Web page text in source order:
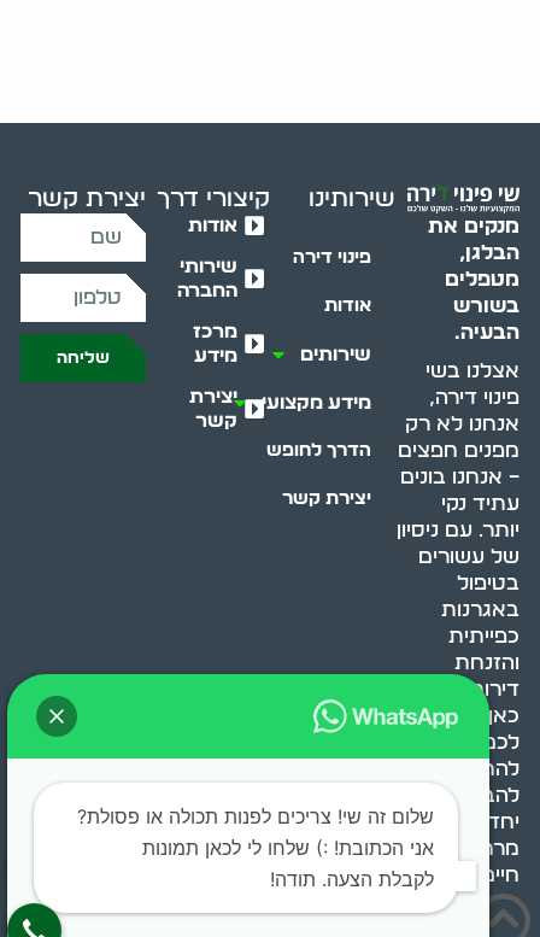
מנקים את
הבלגן,
מטפלים
בשורש
הבעיה.
אצלנו בשי
פינוי דירה,
אנחנו לא רק
מפנים חפצים
– אנחנו בונים
עתיד נקי
יותר. עם ניסיון
של עשורים
בטיפול
באגרנות
כפייתית
והזנחת
דירות, אנחנו
כאן כדי לעזור
לכם
להתמודד,
להבין ולשנות.
יחד, ניצור
מרחב
חיים בריא ומאוזן.
שירותינו
פינוי דירה
אודות
שירותים
מידע מקצועי
הדרך לחופש
יצירת קשר
קיצורי דרך
אודות
שירותי
החברה
מרכז
מידע
יצירת
קשר
יצירת קשר
שליחה
שלום זה שי! צריכים לפנות תכולה או פסולת?
אני הכתובת! :) שלחו לי לכאן תמונות
לקבלת הצעה. תודה!